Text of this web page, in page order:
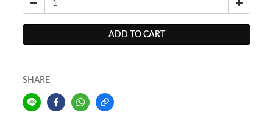
ADD TO CART
SHARE